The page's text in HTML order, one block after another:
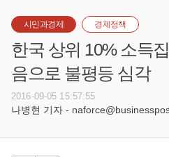
시민과경제 경제정책
한국 상위 10% 소득
음으로 불평등 심각
2016-09-05 15:57:55
나병현 기자 -